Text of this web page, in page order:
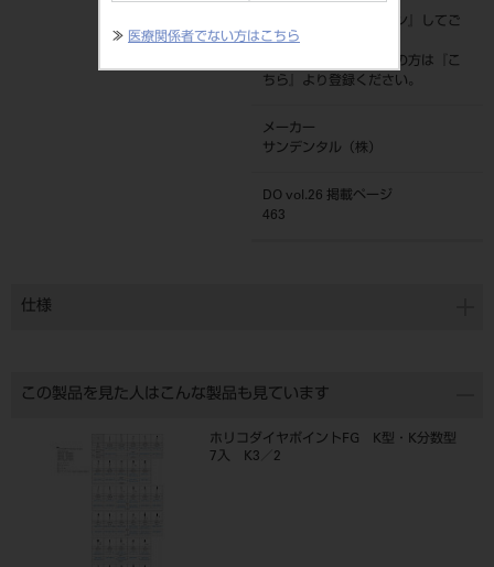
≫ 医療関係者でない方はこちら
ログイン
』してご
覧ください。
ネット会員登録がまだの方は『
こ
ちら
』より登録ください。
メーカー
サンデンタル（株）
DO vol.26 掲載ページ
463
仕様
この製品を見た人はこんな製品も見ています
ホリコダイヤポイントFG K型・K分数型
7入 K3／2